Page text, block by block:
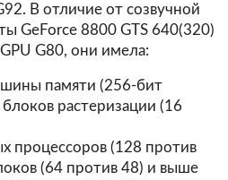
В отличие от созвучной
GeForce 8800 GTS 640(320)
G80, они имела:
памяти (256-бит
растеризации (16
процессоров (128 против
(64 против 48) и выше